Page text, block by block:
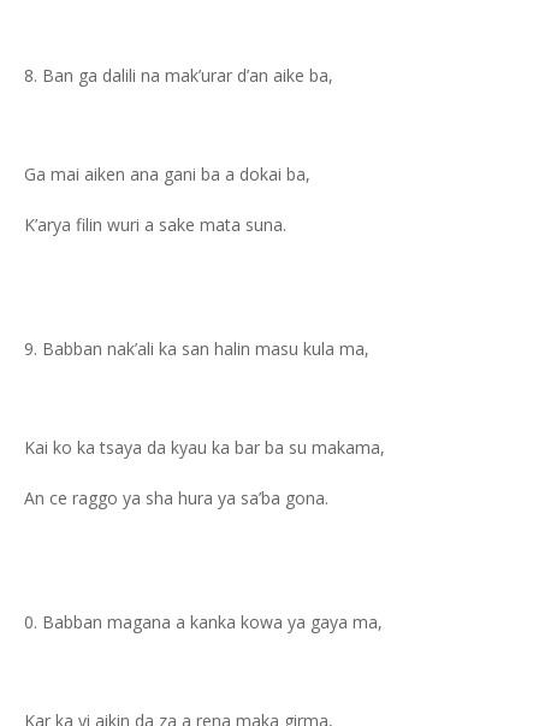
Ban ga dalili na mak’urar d’an aike ba,
Ga mai aiken ana gani ba a dokai ba,
K’arya filin wuri a sake mata suna.
Babban nak’ali ka san halin masu kula ma,
Kai ko ka tsaya da kyau ka bar ba su makama,
An ce raggo ya sha hura ya sa’ba gona.
Babban magana a kanka kowa ya gaya ma,
Kar ka yi aikin da za a rena maka girma,